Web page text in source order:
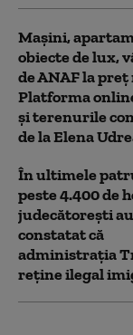
Mașini,
obiecte de lux,
de ANAF la
Platforma
și terenurile
de la Elena
În ultimele
peste 4.400 de
judecătorești au
constatat că
administrația
reține ilegal